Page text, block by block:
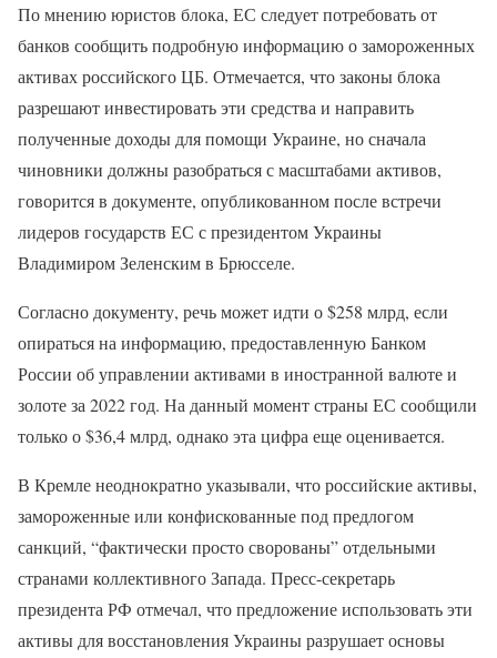
По мнению юристов блока, ЕС следует потребовать от
банков сообщить подробную информацию о замороженных
активах российского ЦБ. Отмечается, что законы блока
разрешают инвестировать эти средства и направить
полученные доходы для помощи Украине, но сначала
чиновники должны разобраться с масштабами активов,
говорится в документе, опубликованном после встречи
лидеров государств ЕС с президентом Украины
Владимиром Зеленским в Брюсселе.
Согласно документу, речь может идти о $258 млрд, если
опираться на информацию, предоставленную Банком
России об управлении активами в иностранной валюте и
золоте за 2022 год. На данный момент страны ЕС сообщили
только о $36,4 млрд, однако эта цифра еще оценивается.
В Кремле неоднократно указывали, что российские активы,
замороженные или конфискованные под предлогом
санкций, “фактически просто сворованы” отдельными
странами коллективного Запада. Пресс-секретарь
президента РФ отмечал, что предложение использовать эти
активы для восстановления Украины разрушает основы